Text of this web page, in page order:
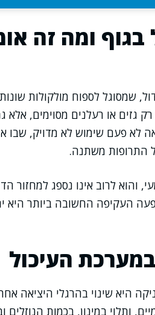
ומה זה
שמסוגל לספוח מולקולות
גזים או רעלנים מסוימים, אלא
לא פעם שימוש לא מדויק, שבו
התרופות משתנה.
לרוב אינו נספג למחזור
העקיפה החשובה ביותר היא
העיכול
היא שינוי בהרגלי היציאה
ותלוי במינון, בכמות הנוזלים